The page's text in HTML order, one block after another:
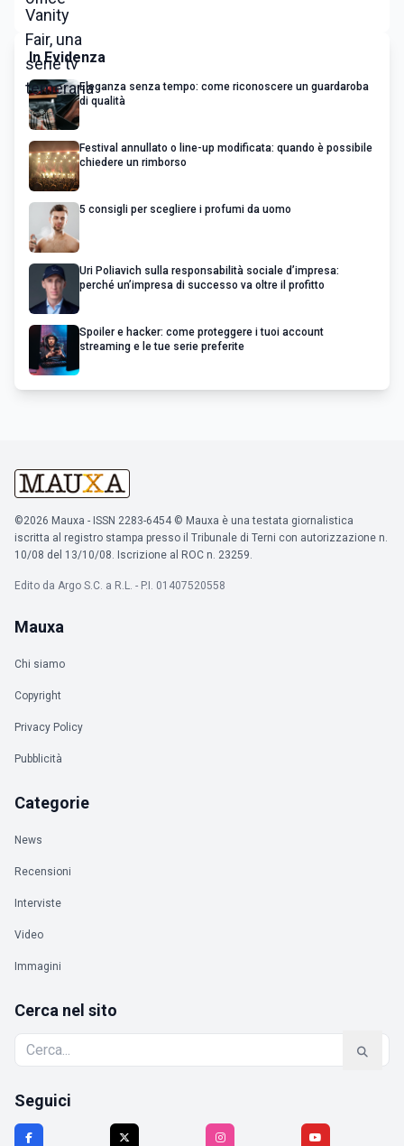
In Evidenza
Eleganza senza tempo: come riconoscere un guardaroba
di qualità
Festival annullato o line-up modificata: quando è possibile
chiedere un rimborso
5 consigli per scegliere i profumi da uomo
Uri Poliavich sulla responsabilità sociale d’impresa:
perché un’impresa di successo va oltre il profitto
Spoiler e hacker: come proteggere i tuoi account
streaming e le tue serie preferite
©2026 Mauxa - ISSN 2283-6454 © Mauxa è una testata giornalistica
iscritta al registro stampa presso il Tribunale di Terni con autorizzazione n.
10/08 del 13/10/08. Iscrizione al ROC n. 23259.
Edito da Argo S.C. a R.L. - P.I. 01407520558
Mauxa
Chi siamo
Copyright
Privacy Policy
Pubblicità
Categorie
News
Recensioni
Interviste
Video
Immagini
Cerca nel sito
Seguici